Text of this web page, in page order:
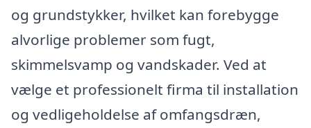
og grundstykker, hvilket kan forebygge
alvorlige problemer som fugt,
skimmelsvamp og vandskader. Ved at
vælge et professionelt firma til installation
og vedligeholdelse af omfangsdræn,